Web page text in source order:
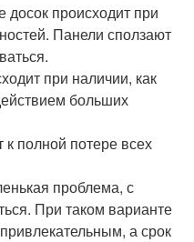
досок происходит при
Панели сползают
при наличии, как
больших
полной потере всех
проблема, с
При таком варианте
а срок